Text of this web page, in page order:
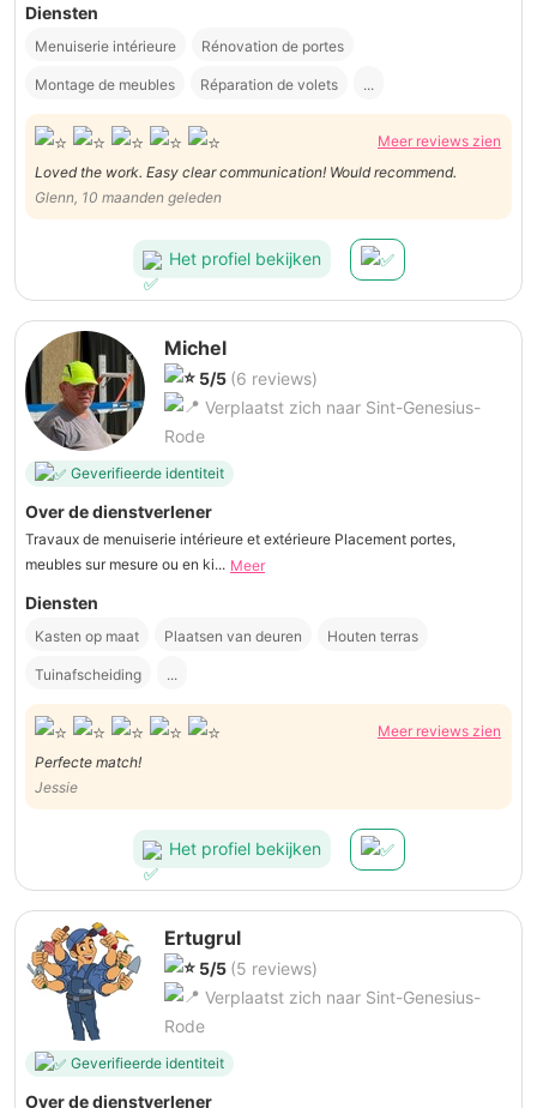
Diensten
Menuiserie intérieure Rénovation de portes
Montage de meubles Réparation de volets ...
Meer reviews zien
Loved the work. Easy clear communication! Would recommend.
Glenn, 10 maanden geleden
Het profiel bekijken
Michel
5/5 (6 reviews)
Verplaatst zich naar Sint-Genesius-
Rode
Geverifieerde identiteit
Over de dienstverlener
Travaux de menuiserie intérieure et extérieure Placement portes,
meubles sur mesure ou en ki... Meer
Diensten
Kasten op maat Plaatsen van deuren Houten terras
Tuinafscheiding ...
Meer reviews zien
Perfecte match!
Jessie
Het profiel bekijken
Ertugrul
5/5 (5 reviews)
Verplaatst zich naar Sint-Genesius-
Rode
Geverifieerde identiteit
Over de dienstverlener